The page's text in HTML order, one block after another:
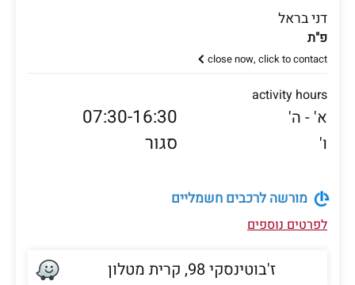
דני בראל
פ"ת
close now, click to contact
activity hours
א' - ה' 07:30-16:30
ו' סגור
מורשה לרכבים חשמליים
לפרטים נוספים
ז'בוטינסקי 98, קרית מטלון